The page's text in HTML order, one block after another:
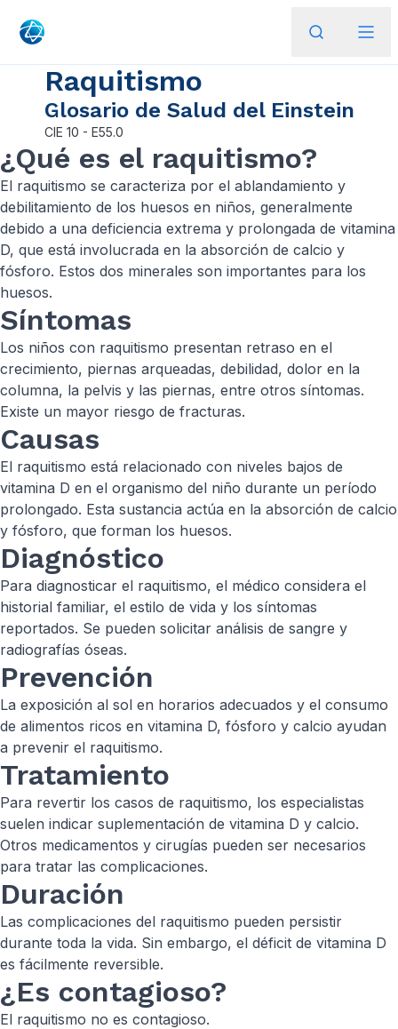
Raquitismo
Glosario de Salud del Einstein
CIE 10 - E55.0
¿Qué es el raquitismo?
El raquitismo se caracteriza por el ablandamiento y
debilitamiento de los huesos en niños, generalmente
debido a una deficiencia extrema y prolongada de vitamina
D, que está involucrada en la absorción de calcio y
fósforo. Estos dos minerales son importantes para los
huesos.
Síntomas
Los niños con raquitismo presentan retraso en el
crecimiento, piernas arqueadas, debilidad, dolor en la
columna, la pelvis y las piernas, entre otros síntomas.
Existe un mayor riesgo de fracturas.
Causas
El raquitismo está relacionado con niveles bajos de
vitamina D en el organismo del niño durante un período
prolongado. Esta sustancia actúa en la absorción de calcio
y fósforo, que forman los huesos.
Diagnóstico
Para diagnosticar el raquitismo, el médico considera el
historial familiar, el estilo de vida y los síntomas
reportados. Se pueden solicitar análisis de sangre y
radiografías óseas.
Prevención
La exposición al sol en horarios adecuados y el consumo
de alimentos ricos en vitamina D, fósforo y calcio ayudan
a prevenir el raquitismo.
Tratamiento
Para revertir los casos de raquitismo, los especialistas
suelen indicar suplementación de vitamina D y calcio.
Otros medicamentos y cirugías pueden ser necesarios
para tratar las complicaciones.
Duración
Las complicaciones del raquitismo pueden persistir
durante toda la vida. Sin embargo, el déficit de vitamina D
es fácilmente reversible.
¿Es contagioso?
El raquitismo no es contagioso.